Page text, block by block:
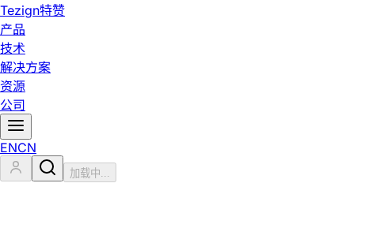
Tezign特赞
产品
技术
解决方案
资源
公司
ENCN
加载中...